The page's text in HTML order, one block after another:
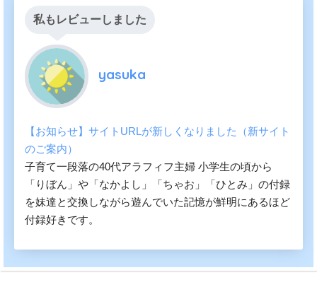
私もレビューしました
yasuka
【お知らせ】サイトURLが新しくなりました（新サイト
のご案内）
子育て一段落の40代アラフィフ主婦 小学生の頃から
「りぼん」や「なかよし」「ちゃお」「ひとみ」の付録
を妹達と交換しながら遊んでいた記憶が鮮明にあるほど
付録好きです。